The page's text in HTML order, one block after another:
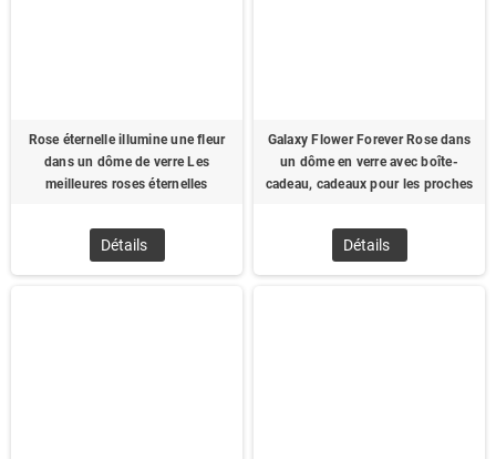
Rose éternelle illumine une fleur
dans un dôme de verre Les
meilleures roses éternelles
Détails
Galaxy Flower Forever Rose dans
un dôme en verre avec boîte-
cadeau, cadeaux pour les proches
Détails